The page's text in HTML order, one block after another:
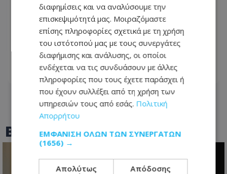
Απόπειρα φόνου στη Μονή: Η
διαφωνία για τα κλειδιά που κατέληξε
σε αιματηρό επεισόδιο
08.08.2026 - 11:38
BEST OFTOTHEMAONLINE
διαφημίσεις και να αναλύσουμε την
επισκεψιμότητά μας. Μοιραζόμαστε
επίσης πληροφορίες σχετικά με τη χρήση
του ιστότοπού μας με τους συνεργάτες
διαφήμισης και ανάλυσης, οι οποίοι
ενδέχεται να τις συνδυάσουν με άλλες
πληροφορίες που τους έχετε παράσχει ή
που έχουν συλλέξει από τη χρήση των
υπηρεσιών τους από εσάς. Πολιτική
Απορρήτου
ΕΜΦΆΝΙΣΗ ΌΛΩΝ ΤΩΝ ΣΥΝΕΡΓΑΤΏΝ
(1656) →
Απολύτως
Απόδοσης